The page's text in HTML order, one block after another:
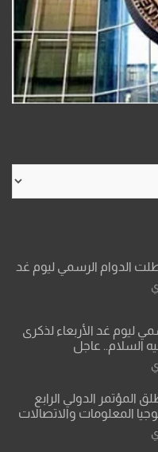
الدوام الرسمي ليوم غد
ليوم غد الأربعاء لذكرى
السلام.. عاجل
المؤتمر الدولي الرابع
المعلومات والاتصالات